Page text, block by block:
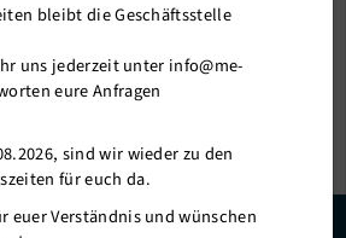
bleibt die Geschäftsstelle
uns jederzeit unter info@me-
eure Anfragen
sind wir wieder zu den
für euch da.
euer Verständnis und wünschen